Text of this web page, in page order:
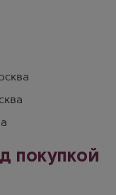
покупкой